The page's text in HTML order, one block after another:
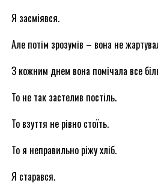
Я засміявся.
Але потім зрозумів – вона не
З кожним днем вона помічала все
То не так застелив постіль.
То взуття не рівно стоїть.
То я неправильно ріжу хліб.
Я старався.